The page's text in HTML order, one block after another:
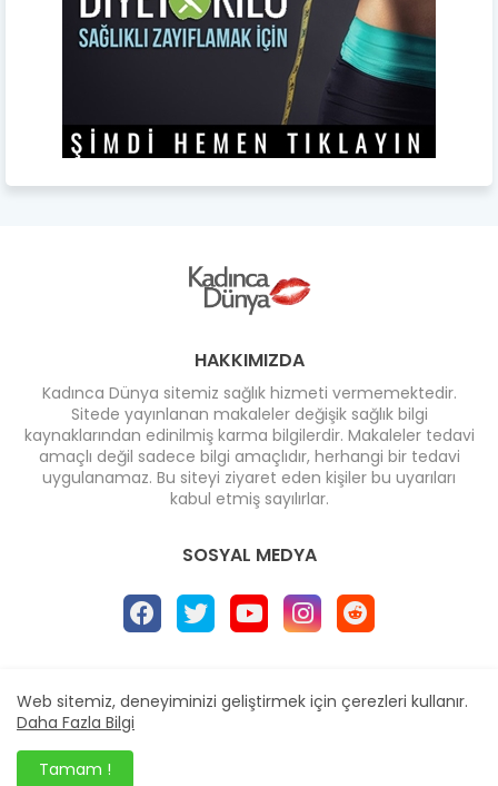
HAKKIMIZDA
Kadınca Dünya sitemiz sağlık hizmeti vermemektedir.
Sitede yayınlanan makaleler değişik sağlık bilgi
kaynaklarından edinilmiş karma bilgilerdir. Makaleler tedavi
amaçlı değil sadece bilgi amaçlıdır, herhangi bir tedavi
uygulanamaz. Bu siteyi ziyaret eden kişiler bu uyarıları
kabul etmiş sayılırlar.
SOSYAL MEDYA
Design by -
Web sitemiz, deneyiminizi geliştirmek için çerezleri kullanır.
Daha Fazla Bilgi
Tamam !